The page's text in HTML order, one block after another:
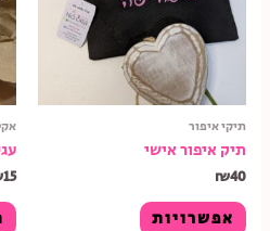
תיקי איפור
תיק איפור אישי
₪40
אפשרויות
15